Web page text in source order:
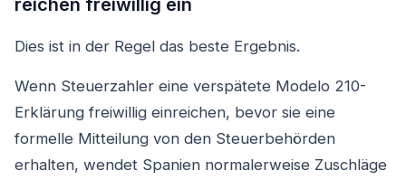
reichen freiwillig ein
Dies ist in der Regel das beste Ergebnis.
Wenn Steuerzahler eine verspätete Modelo 210-
Erklärung freiwillig einreichen, bevor sie eine
formelle Mitteilung von den Steuerbehörden
erhalten, wendet Spanien normalerweise Zuschläge